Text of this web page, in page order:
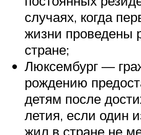
случаях, когда
жизни проведены
стране;
Люксембург —
рождению
детям после
летия, если один
жил в стране не